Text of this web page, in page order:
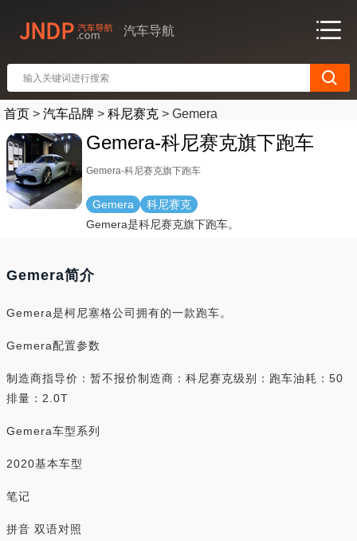
汽车导航
首页 > 汽车品牌 > 科尼赛克 > Gemera
Gemera-科尼赛克旗下跑车
Gemera-科尼赛克旗下跑车
Gemera
科尼赛克
Gemera是科尼赛克旗下跑车。
Gemera简介
Gemera是柯尼塞格公司拥有的一款跑车。
Gemera配置参数
制造商指导价：暂不报价制造商：科尼赛克级别：跑车油耗：50
排量：2.0T
Gemera车型系列
2020基本车型
笔记
拼音 双语对照